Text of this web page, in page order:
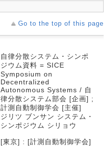
Go to the top of this page
自律分散システム・シンポ
ジウム資料 = SICE
Symposium on
Decentralized
Autonomous Systems / 自
律分散システム部会 [企画] ;
計測自動制御学会 [主催]
ジリツ ブンサン システム・
シンポジウム シリョウ
[東京] : [計測自動制御学会]